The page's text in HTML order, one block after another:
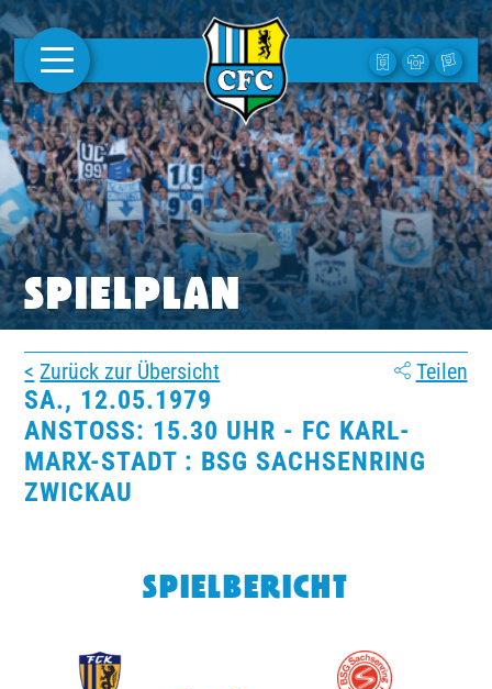
AKTUELLES
1. MANNSCHAFT
FRAUEN
CAMPUS
CLUB
CLUBMITGLIEDSCHAFT
BUSINESS
SÜDKURVE
SPIELPLAN
Zurück zur Übersicht Teilen
SA., 12.05.1979
ANSTOSS: 15.30 UHR - FC KARL-M
ARX-STADT : BSG SACHSENRING Z
WICKAU
SPIELBERICHT